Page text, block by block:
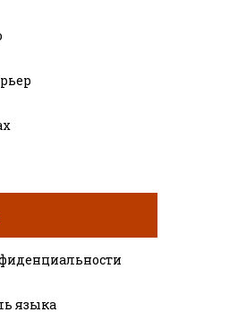
языка